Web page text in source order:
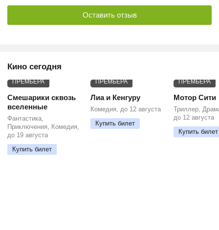
Оставить отзыв
Кино сегодня
ПРЕМЬЕРА
Смешарики сквозь
вселенные
Фантастика,
Приключения, Комедия,
до 19 августа
Купить билет
ПРЕМЬЕРА
Лиа и Кенгуру
Комедия, до 12 августа
Купить билет
ПРЕМЬЕРА
Мотор Сити
Триллер,
до 12 августа
Купить билет